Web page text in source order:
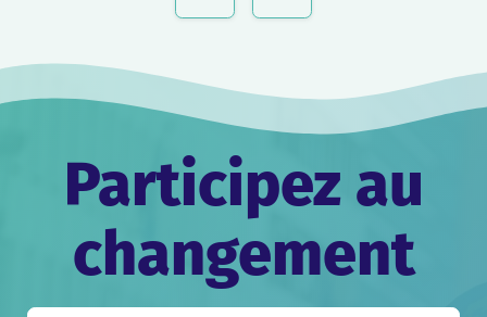
Participez au
changement